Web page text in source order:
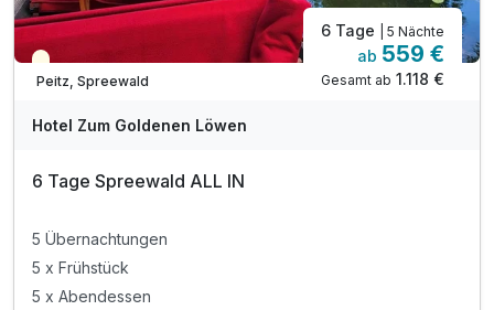
WAR
202
Teilweise ausgelastet
Peitz, Spreewald
6 Tage | 5 Nächte
ab 559 €
Gesamt ab 1.118 €
Hotel Zum Goldenen Löwen
6 Tage Spreewald ALL IN
5 Übernachtungen
5 x Frühstück
5 x Abendessen